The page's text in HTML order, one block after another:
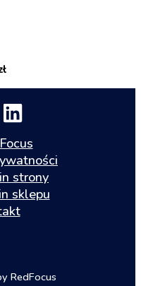
strony
sklepu
RedFocus